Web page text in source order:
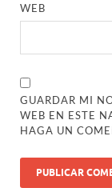
WEB
GUARDAR MI
WEB EN ESTE
HAGA UN